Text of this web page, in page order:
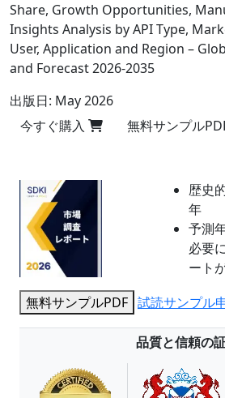
Share, Growth Opportunities,
Insights Analysis by API Type,
User, Application and Region –
and Forecast 2026-2035
出版日: May 2026
今すぐ購入
無料サンプル
歴史
年
予測
必要
ート
無料サンプルPDF 試読サンプル
品質と信頼の